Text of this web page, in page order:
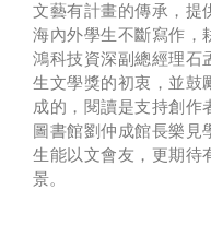
文藝有計畫的傳承，提
海內外學生不斷寫作，
鴻科技資深副總經理石
生文學獎的初衷，並鼓
成的，閱讀是支持創
圖書館劉仲成館長樂見
生能以文會友，更期待
景。